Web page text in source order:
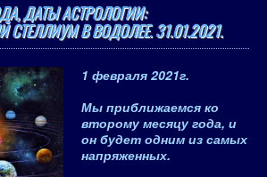
ДАТЫ АСТРОЛОГИИ:
В ВОДОЛЕЕ. 31.01.2021.
1 февраля 2021г.
Мы приближаемся ко
второму месяцу года, и
он будет одним из самых
напряженных.